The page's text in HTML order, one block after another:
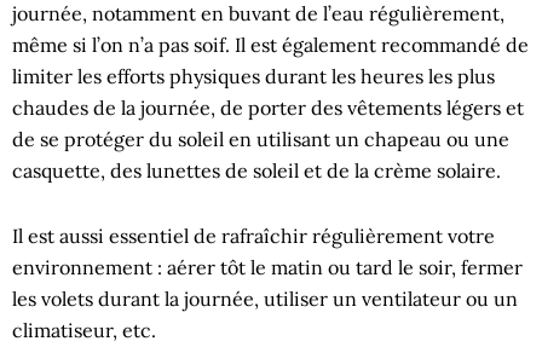
journée, notamment en buvant de l’eau régulièrement,
même si l’on n’a pas soif. Il est également recommandé de
limiter les efforts physiques durant les heures les plus
chaudes de la journée, de porter des vêtements légers et
de se protéger du soleil en utilisant un chapeau ou une
casquette, des lunettes de soleil et de la crème solaire.
Il est aussi essentiel de rafraîchir régulièrement votre
environnement : aérer tôt le matin ou tard le soir, fermer
les volets durant la journée, utiliser un ventilateur ou un
climatiseur, etc.